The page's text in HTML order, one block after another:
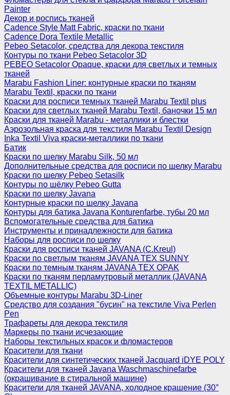
Painter
Декор и роспись тканей
Cadence Style Matt Fabric, краски по ткани
Cadence Dora Textile Metallic
Pebeo Setacolor, средства для декора текстиля
Контуры по ткани Pebeo Setacolor 3D
PEBEO Setacolor Opaque, краски для светлых и темных
тканей
Marabu Fashion Liner: контурные краски по тканям
Marabu Textil, краски по ткани
Краски для росписи темных тканей Marabu Textil plus
Краски для светлых тканей Marabu Textil, баночки 15 мл
Краски для тканей Marabu - металлики и блестки
Аэрозольная краска для текстиля Marabu Textil Design
Inka Textil Viva краски-металлики по ткани
Батик
Краски по шелку Marabu Silk, 50 мл
Дополнительные средства для росписи по шелку Marabu
Краски по шелку Pebeo Setasilk
Контуры по шёлку Pebeo Gutta
Краски по шелку Javana
Контурные краски по шелку Javana
Контуры для батика Javana Konturenfarbe, тубы 20 мл
Вспомогательные средства для батика
Инструменты и принадлежности для батика
Наборы для росписи по шелку
Краски для росписи тканей JAVANA (C.Kreul)
Краски по светлым тканям JAVANA TEX SUNNY
Краски по темным тканям JAVANA TEX OPAK
Краски по тканям перламутровый металлик (JAVANA
TEXTIL METALLIC)
Объемные контуры Marabu 3D-Liner
Средство для создания "бусин" на текстиле Viva Perlen
Pen
Трафареты для декора текстиля
Маркеры по ткани исчезающие
Наборы текстильных красок и фломастеров
Красители для ткани
Красители для синтетических тканей Jacquard iDYE POLY
Красители для тканей Javana Waschmaschinefarbe
(окрашивание в стиральной машине)
Красители для тканей JAVANA, холодное крашение (30°